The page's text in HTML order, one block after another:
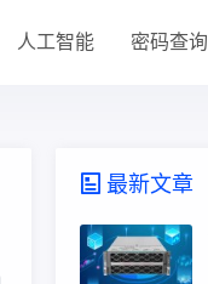
人工智能 密码查询
最新文章